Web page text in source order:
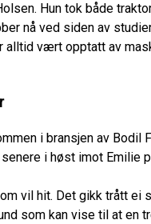
Hun tok både
nå ved siden av
alltid vært opptatt av
i bransjen av Bodil
i høst imot Emilie
vil hit. Det gikk trått ei
som kan vise til at en